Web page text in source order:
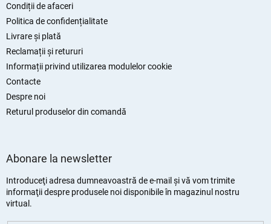
Condiții de afaceri
Politica de confidențialitate
Livrare și plată
Reclamații și retururi
Informații privind utilizarea modulelor cookie
Contacte
Despre noi
Returul produselor din comandă
Abonare la newsletter
Introduceţi adresa dumneavoastră de e-mail şi vă vom trimite
informaţii despre produsele noi disponibile în magazinul nostru
virtual.